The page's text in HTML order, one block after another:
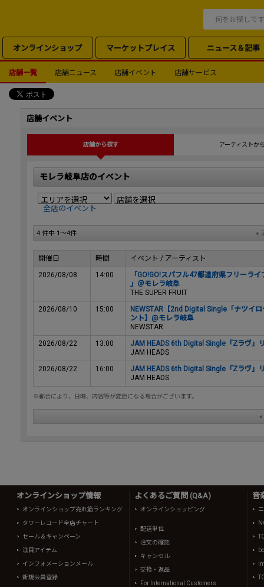
オンラインショップ マーケットプレイス ニュース＆記事
店舗一覧 店舗ニュース 店舗イベント 店舗サービス
店舗イベント
店舗から探す アーティストか
モレラ岐阜店のイベント
全店のイベント
4 件中 1～4件
開催日 時間
イベント / アーティスト
2026/08/08
14:00
「GO!GO!スパフル47都道府県フリーラ
」＠モレラ岐阜
THE SUPER FRUIT
2026/08/10
15:00
NEWSTAR【2nd Digital Single「ナツイ
ント】@モレラ岐阜
NEWSTAR
2026/08/22
13:00
JAM HEADS 6th Digital Single「Zラヴ」
JAM HEADS
2026/08/22
16:00
JAM HEADS 6th Digital Single「Zラヴ」
JAM HEADS
※都合により、日時、内容等が変更になる場合がございます。
オンラインショップ情報
オンラインショップ売れ筋ランキング
タワーレコード全店チャート
セール＆キャンペーン
注目アイテム
インフォメーションメール
新規会員登録
よくあるご質問 (Q&A)
オンラインショッピング
配送単位
注文の確認
キャンセル
交換・返品
For International Customers
音